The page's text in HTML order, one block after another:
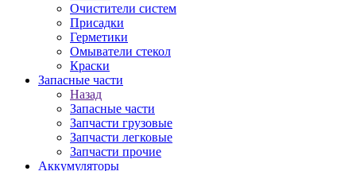
Очистители систем
Присадки
Герметики
Омыватели стекол
Краски
Запасные части
Назад
Запасные части
Запчасти грузовые
Запчасти легковые
Запчасти прочие
Аккумуляторы